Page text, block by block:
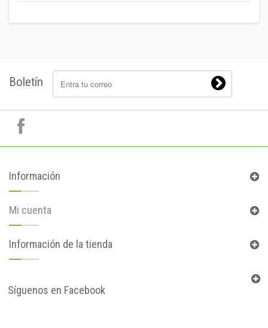
Boletín
Información
Mi cuenta
Información de la tienda
Síguenos en Facebook